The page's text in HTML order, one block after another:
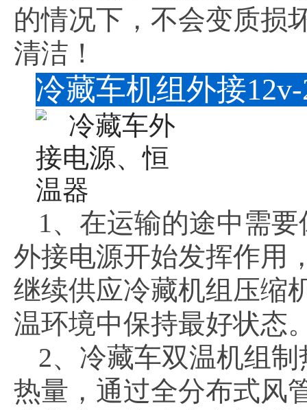
的情况下，不会变质损
清洁！
冷藏车机组外接
1、在运输的途中需
外接电源开始发挥作用
继续供应冷藏机组压缩
温环境中保持最好状态
2、冷藏车双温机组
热量，通过全分布式风